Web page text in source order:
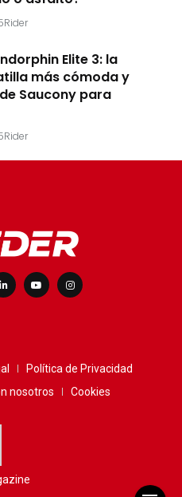
Elite 3: la
más cómoda y
Saucony para
Política de Privacidad
nosotros Cookies